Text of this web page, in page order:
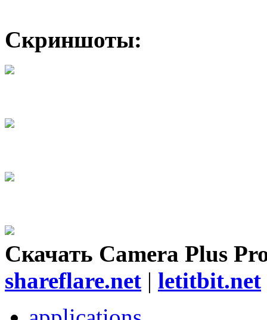
Скриншоты:
Скачать Camera Plus
shareflare.net | letitbit.net